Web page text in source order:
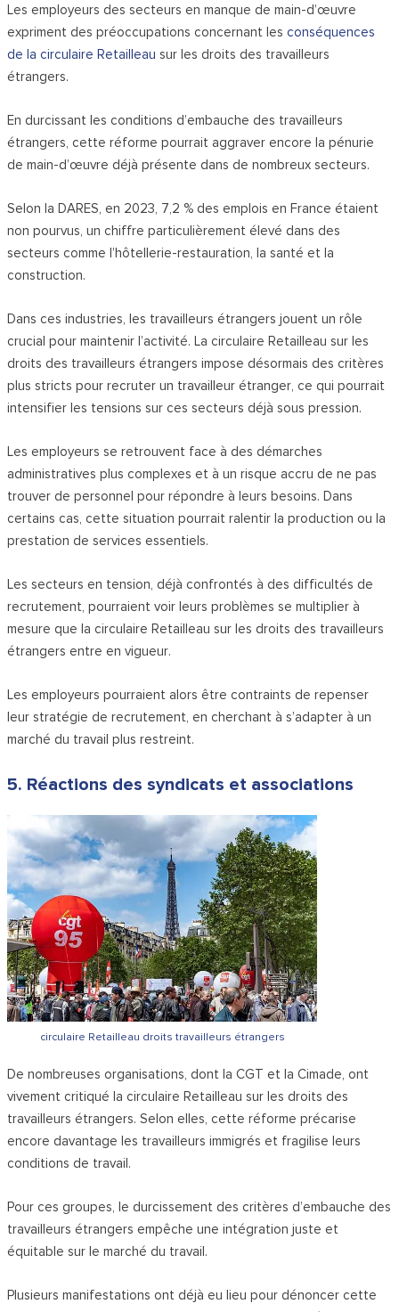
Les employeurs des secteurs en manque de main-d’œuvre
expriment des préoccupations concernant les conséquences
de la circulaire Retailleau sur les droits des travailleurs
étrangers.
En durcissant les conditions d’embauche des travailleurs
étrangers, cette réforme pourrait aggraver encore la pénurie
de main-d’œuvre déjà présente dans de nombreux secteurs.
Selon la DARES, en 2023, 7,2 % des emplois en France étaient
non pourvus, un chiffre particulièrement élevé dans des
secteurs comme l’hôtellerie-restauration, la santé et la
construction.
Dans ces industries, les travailleurs étrangers jouent un rôle
crucial pour maintenir l’activité. La circulaire Retailleau sur les
droits des travailleurs étrangers impose désormais des critères
plus stricts pour recruter un travailleur étranger, ce qui pourrait
intensifier les tensions sur ces secteurs déjà sous pression.
Les employeurs se retrouvent face à des démarches
administratives plus complexes et à un risque accru de ne pas
trouver de personnel pour répondre à leurs besoins. Dans
certains cas, cette situation pourrait ralentir la production ou la
prestation de services essentiels.
Les secteurs en tension, déjà confrontés à des difficultés de
recrutement, pourraient voir leurs problèmes se multiplier à
mesure que la circulaire Retailleau sur les droits des travailleurs
étrangers entre en vigueur.
Les employeurs pourraient alors être contraints de repenser
leur stratégie de recrutement, en cherchant à s’adapter à un
marché du travail plus restreint.
5. Réactions des syndicats et associations
circulaire Retailleau droits travailleurs étrangers
De nombreuses organisations, dont la CGT et la Cimade, ont
vivement critiqué la circulaire Retailleau sur les droits des
travailleurs étrangers. Selon elles, cette réforme précarise
encore davantage les travailleurs immigrés et fragilise leurs
conditions de travail.
Pour ces groupes, le durcissement des critères d’embauche des
travailleurs étrangers empêche une intégration juste et
équitable sur le marché du travail.
Plusieurs manifestations ont déjà eu lieu pour dénoncer cette